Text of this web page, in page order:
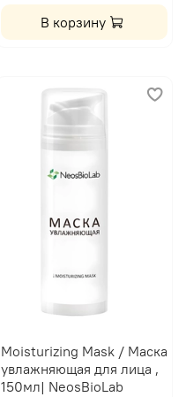
В корзину
Moisturizing Mask / Маска
увлажняющая для лица ,
150мл| NeosBioLab